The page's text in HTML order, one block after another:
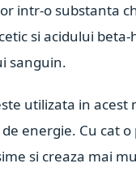
intr-o substanta
si acidului
sanguin.
utilizata in
energie. Cu cat
si creaza mai